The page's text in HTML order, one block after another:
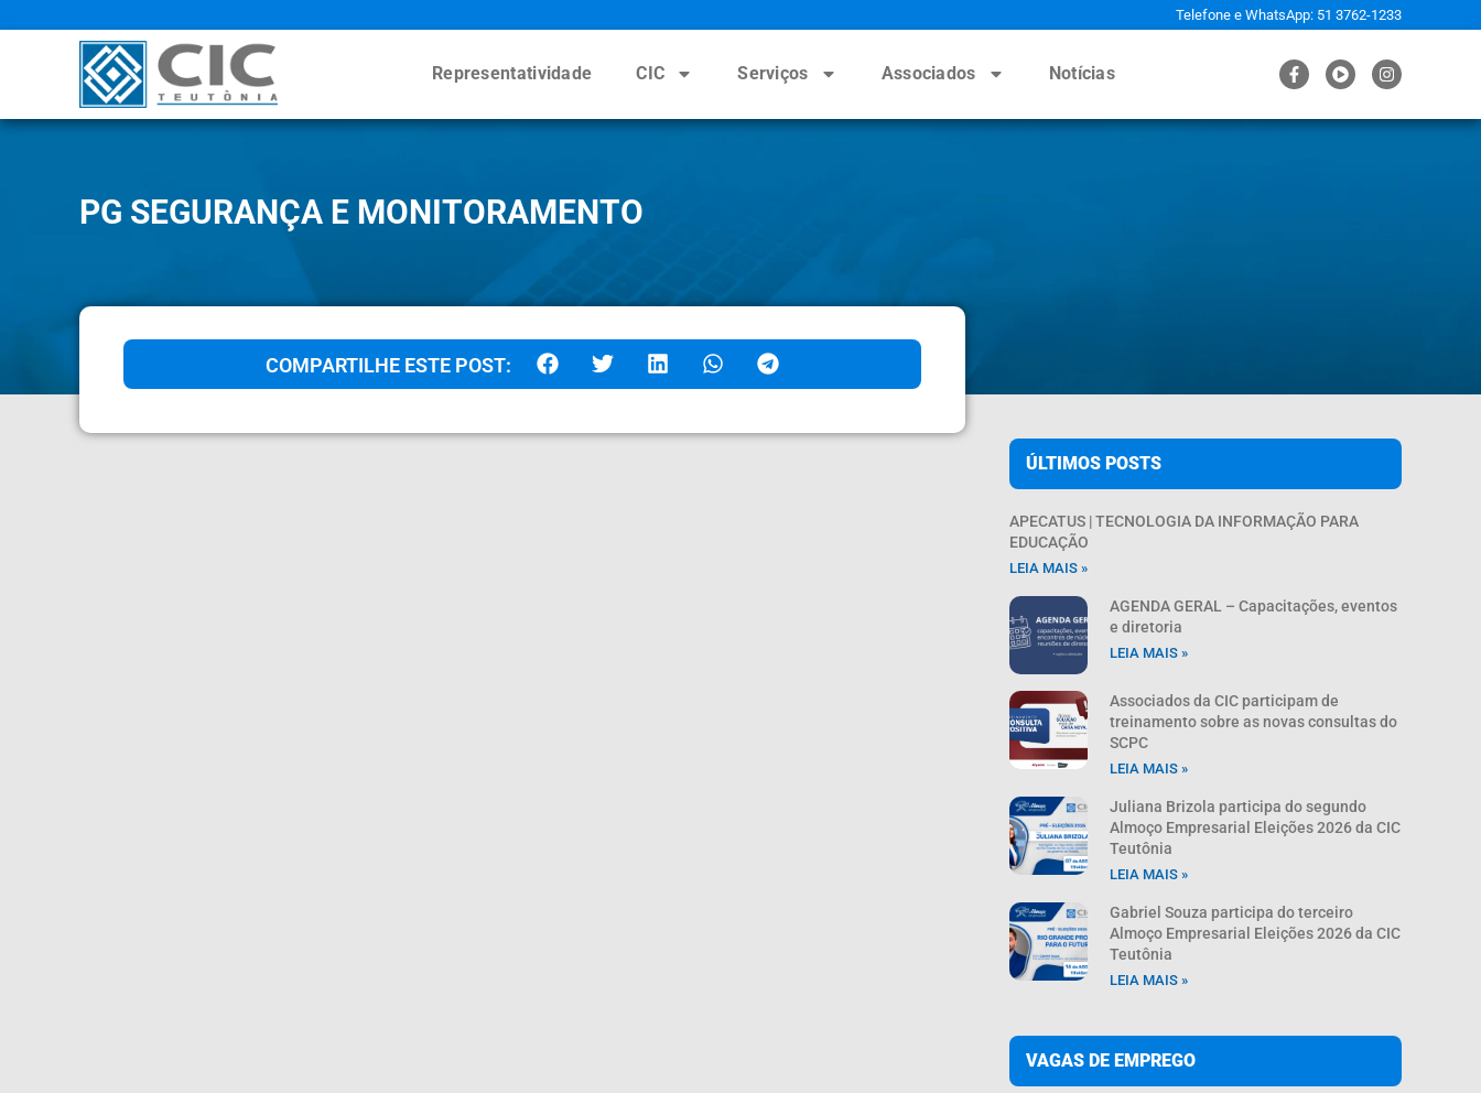
Telefone e WhatsApp: 51 3762-1233
Representatividade CIC Serviços Associados Notícias
PG SEGURANÇA E MONITORAMENTO
COMPARTILHE ESTE POST:
ÚLTIMOS POSTS
APECATUS | TECNOLOGIA DA INFORMAÇÃO PARA
EDUCAÇÃO
LEIA MAIS »
AGENDA GERAL – Capacitações, eventos
e diretoria
LEIA MAIS »
Associados da CIC participam de
treinamento sobre as novas consultas do
SCPC
LEIA MAIS »
Juliana Brizola participa do segundo
Almoço Empresarial Eleições 2026 da CIC
Teutônia
LEIA MAIS »
Gabriel Souza participa do terceiro
Almoço Empresarial Eleições 2026 da CIC
Teutônia
LEIA MAIS »
VAGAS DE EMPREGO